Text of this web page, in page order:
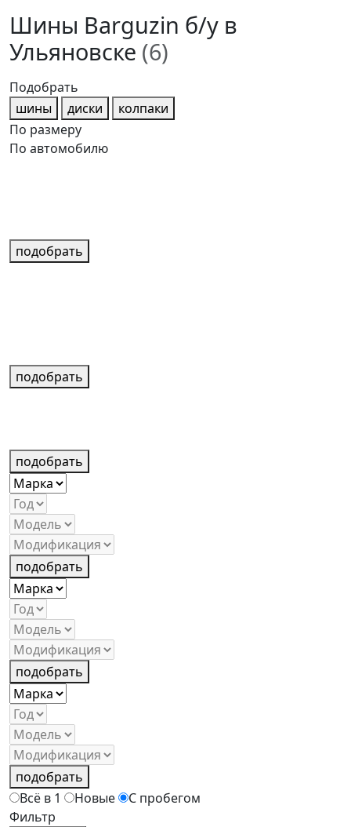
Шины Barguzin б/у в
Ульяновске (6)
Подобрать
шины
диски
колпаки
По размеру
По автомобилю
подобрать
подобрать
подобрать
подобрать
подобрать
подобрать
Всё в 1
Новые
С пробегом
Фильтр